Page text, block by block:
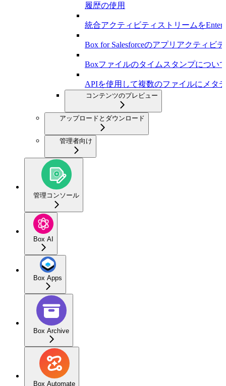
履歴の使用
統合アクティビティストリームを
Box for Salesforceのアプリアクティビ
Boxファイルのタイムスタンプについ
APIを使用して複数のファイルにメタ
コンテンツのプレビュー
アップロードとダウンロード
管理者向け
管理コンソール
Box AI
Box Apps
Box Archive
Box Automate